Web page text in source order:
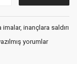
inançlara saldırı
yorumlar